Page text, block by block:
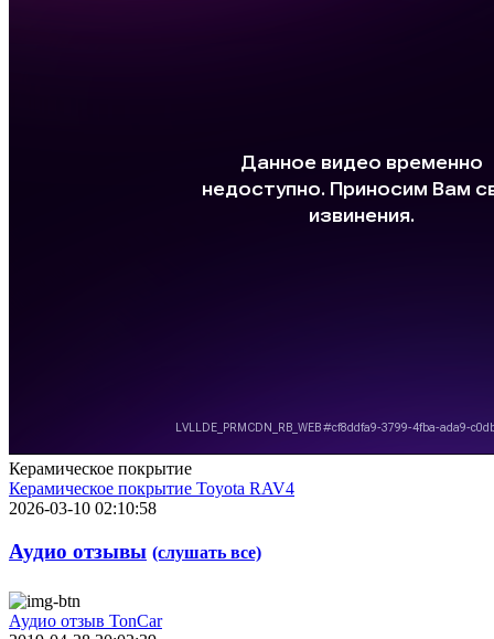
Керамическое покрытие
Керамическое покрытие Toyota RAV4
2026-03-10 02:10:58
Аудио отзывы (слушать все)
Аудио отзыв TonCar